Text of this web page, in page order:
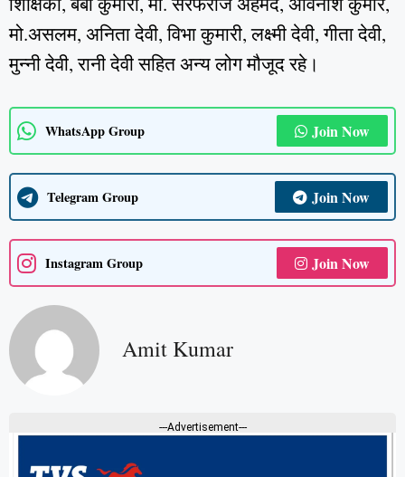
मो.असलम, अनिता देवी, विभा कुमारी, लक्ष्मी देवी, गीता देवी,
मुन्नी देवी, रानी देवी सहित अन्य लोग मौजूद रहे।
WhatsApp Group Join Now
Telegram Group Join Now
Instagram Group Join Now
Amit Kumar
---Advertisement---